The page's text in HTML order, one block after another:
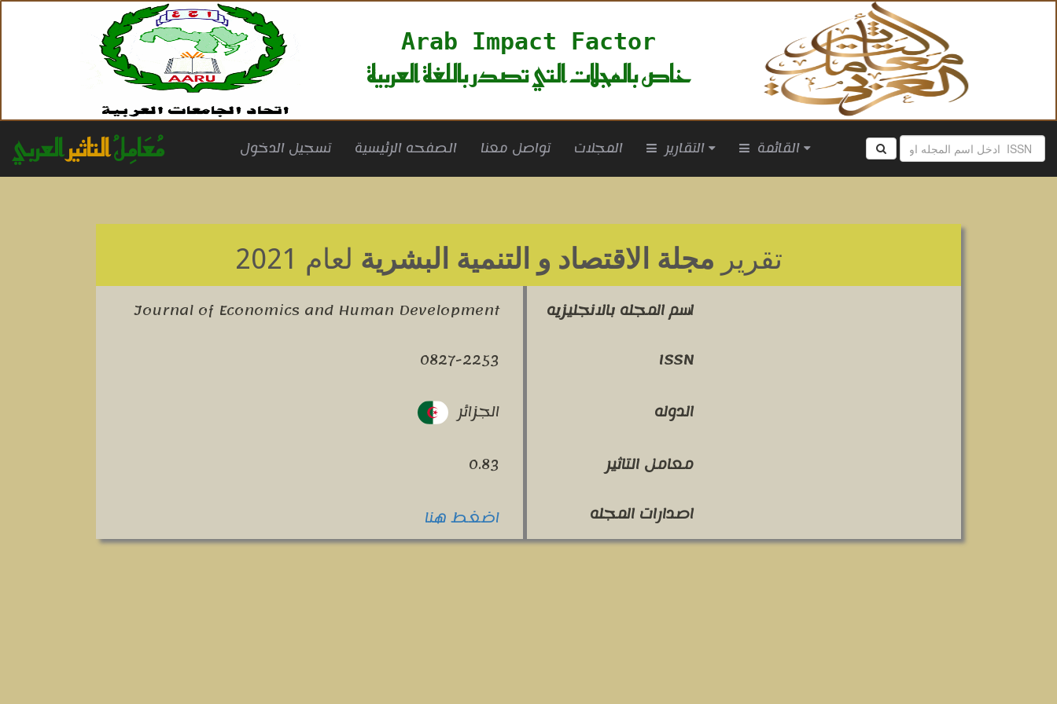
Arab Impact Factor
خاص بالمجلات التي تصدر باللغة العربية
مُعَامِلُالتاثيرالعربي تسجيل الدخول الصفحه الرئيسية تواصل معنا المجلات التقارير القائمة
تقرير مجلة الاقتصاد و التنمية البشرية لعام 2021
اسم المجله بالانجليزيه
Journal of Economics and Human Development
ISSN
0827-2253
الدوله
الجزائر
معامل التاثير
0.83
اصدارات المجله
اضغط هنا